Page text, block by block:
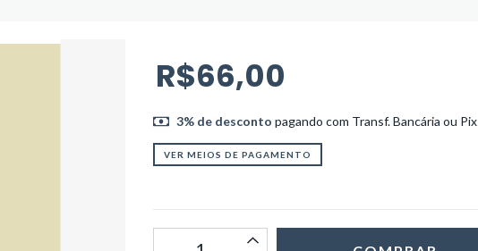
R$66,00
3% de desconto pagando com Transf. Bancária ou Pix
VER MEIOS DE PAGAMENTO